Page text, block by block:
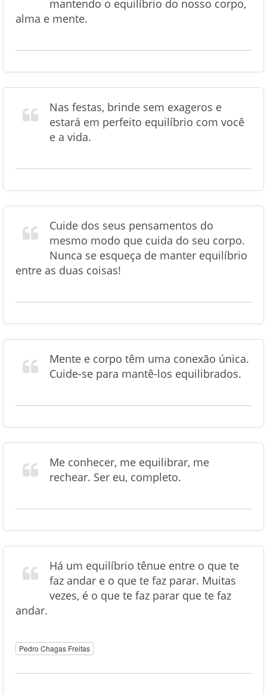
mantendo o equilíbrio do nosso corpo,
alma e mente.
Nas festas, brinde sem exageros e
estará em perfeito equilíbrio com você
e a vida.
Cuide dos seus pensamentos do
mesmo modo que cuida do seu corpo.
Nunca se esqueça de manter equilíbrio
entre as duas coisas!
Mente e corpo têm uma conexão única.
Cuide-se para mantê-los equilibrados.
Me conhecer, me equilibrar, me
rechear. Ser eu, completo.
Há um equilíbrio tênue entre o que te
faz andar e o que te faz parar. Muitas
vezes, é o que te faz parar que te faz
andar.
Pedro Chagas Freitas